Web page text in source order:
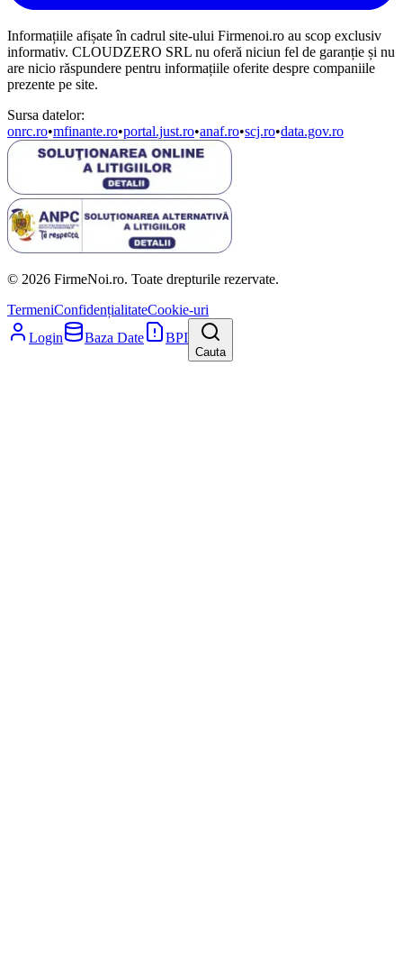
Informațiile afișate în cadrul site-ului Firmenoi.ro au scop exclusiv
informativ. CLOUDZERO SRL nu oferă niciun fel de garanție și nu
are nicio răspundere pentru informațiile oferite despre companiile
prezente pe site.
Sursa datelor:
onrc.ro•mfinante.ro•portal.just.ro•anaf.ro•scj.ro•data.gov.ro
© 2026 FirmeNoi.ro. Toate drepturile rezervate.
TermeniConfidențialitateCookie-uri
Login
Baza Date BPI
Cauta